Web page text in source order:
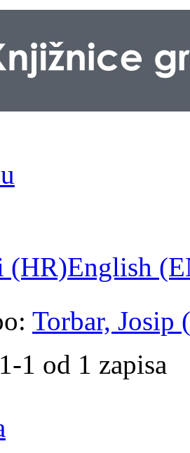
(HR)English
Torbar, Josip
1 od 1 zapisa